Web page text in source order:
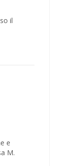
il
e
M.